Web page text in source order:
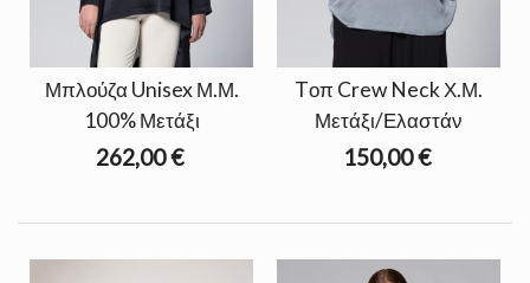
Μπλούζα Unisex Μ.Μ.
100% Μετάξι
262,00 €
Tοπ Crew Neck Χ.Μ.
Μετάξι/Ελαστάν
150,00 €